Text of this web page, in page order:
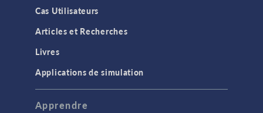
Cas Utilisateurs
Articles et Recherches
Livres
Applications de simulation
Apprendre